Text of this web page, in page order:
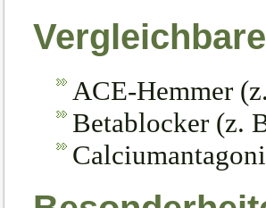
ACE-Hemmer
Betablocker (z.